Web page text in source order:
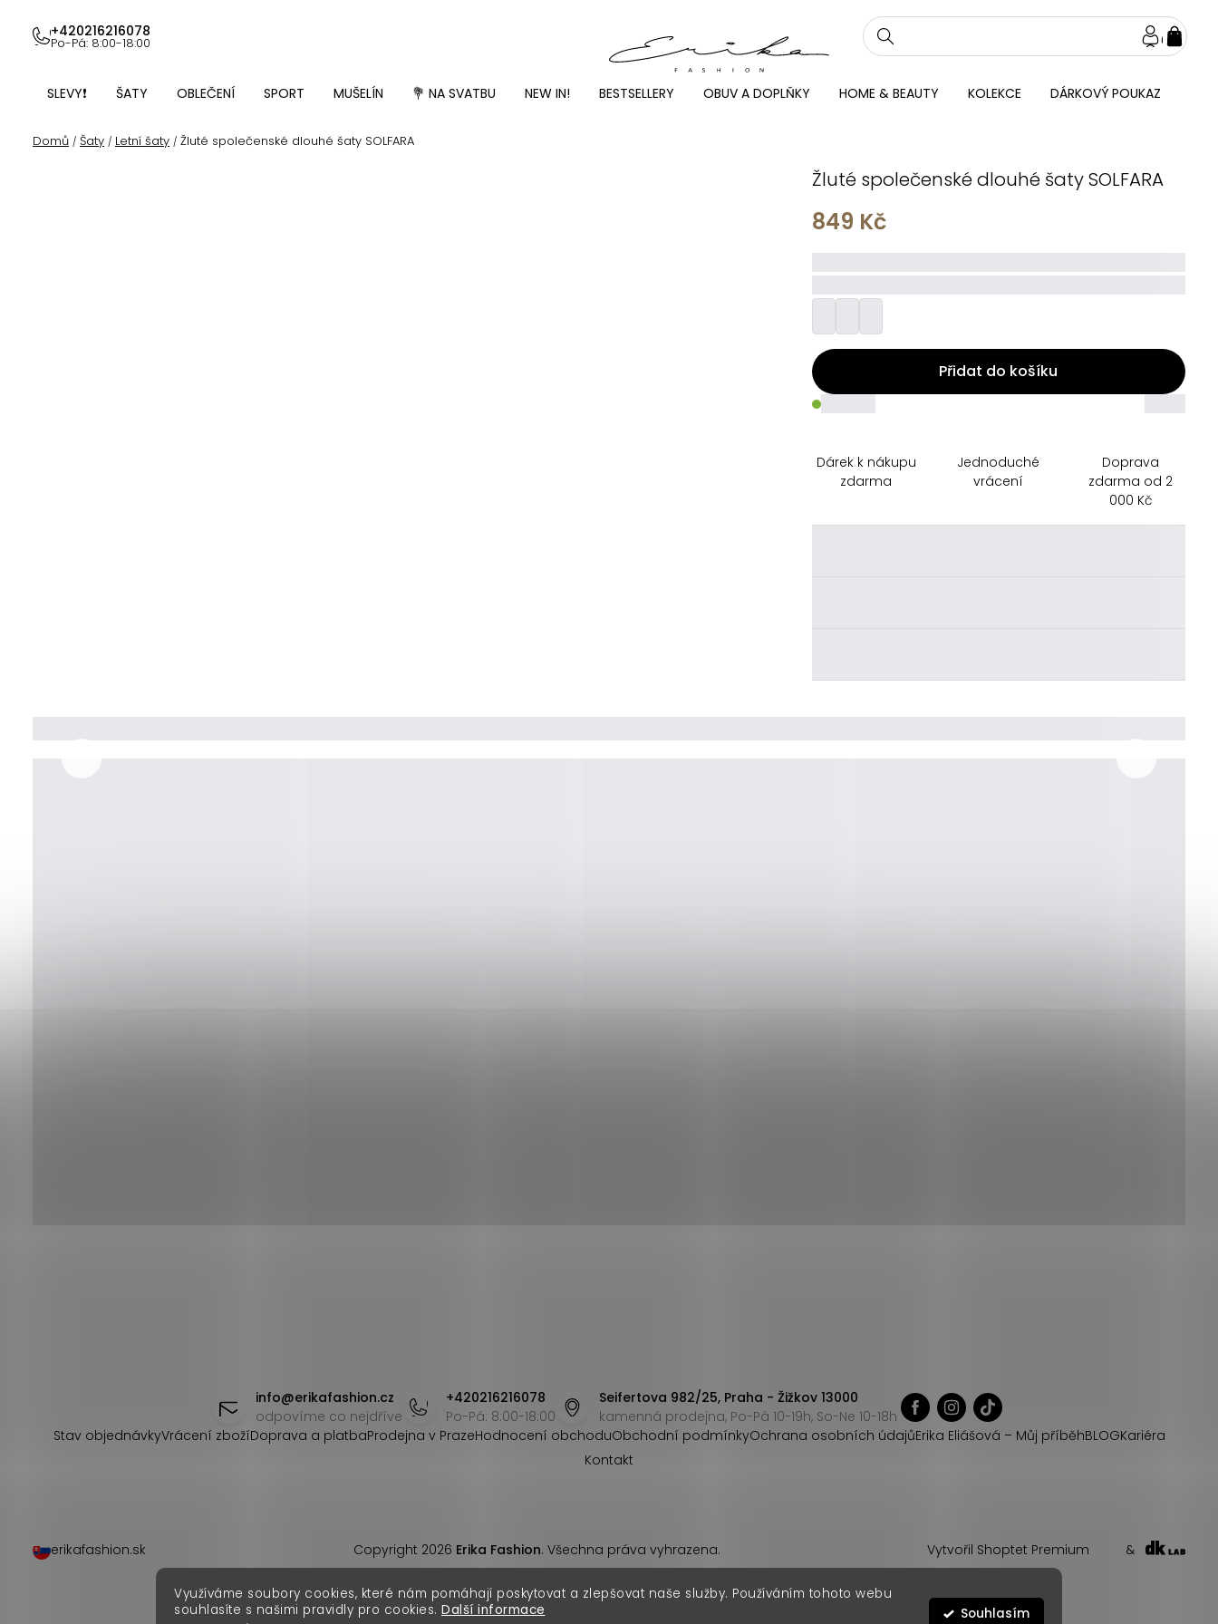
Využíváme soubory cookies, které nám pomáhají poskytovat a zlepšovat naše služby. Používáním tohoto webu
souhlasíte s našimi pravidly pro cookies. Další informace Souhlasím
obsah
+420216216078
Po-Pá: 8:00-18:00
SLEVY❗ ŠATY OBLEČENÍ SPORT MUŠELÍN 💐 NA SVATBU NEW IN! BESTSELLERY OBUV A DOPLŇKY HOME & BEAUTY KOLEKCE DÁRKOVÝ POUKAZ
Domů / Šaty / Letní šaty / Žluté společenské dlouhé šaty SOLFARA
Žluté společenské dlouhé šaty SOLFARA
849 Kč
Přidat do košíku
_____
Dárek k nákupu
zdarma
Jednoduché
vrácení
Doprava
zdarma od 2
000 Kč
info@erikafashion.cz
odpovíme co nejdříve
+420216216078
Po-Pá: 8:00-18:00
Seifertova 982/25, Praha - Žižkov 13000
kamenná prodejna, Po-Pá 10-19h, So-Ne 10-18h
Stav objednávkyVrácení zbožíDoprava a platbaProdejna v PrazeHodnocení obchoduObchodní podmínkyOchrana osobních údajůErika Eliášová – Můj příběhBLOGKariéra
Kontakt
Vytvořil Shoptet Premium &
Copyright 2026 Erika Fashion. Všechna práva vyhrazena.
erikafashion.sk